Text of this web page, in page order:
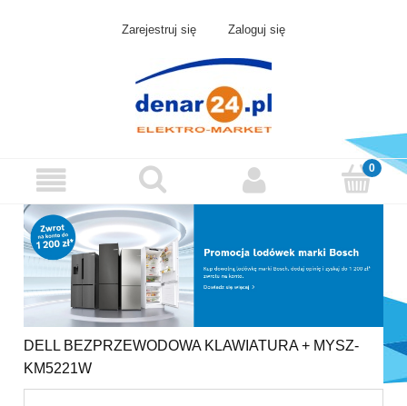
Zarejestruj się Zaloguj się
DELL BEZPRZEWODOWA KLAWIATURA + MYSZ-
KM5221W